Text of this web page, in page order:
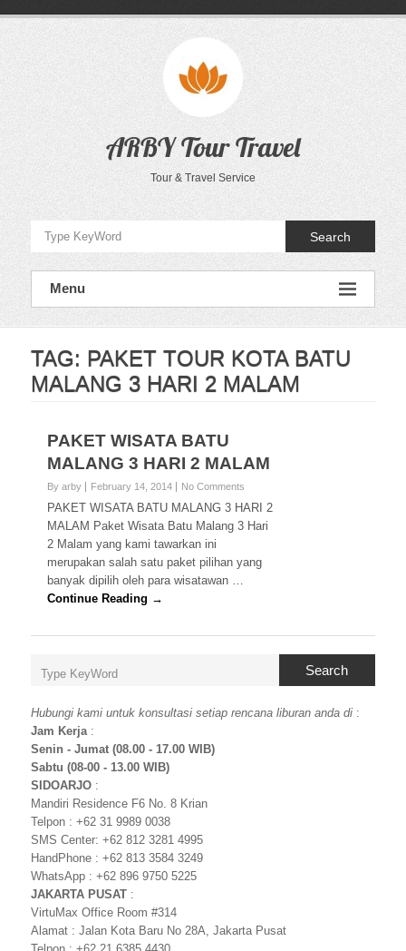
ARBY Tour Travel
Tour & Travel Service
Search
Menu
TAG: PAKET TOUR KOTA BATU
MALANG 3 HARI 2 MALAM
PAKET WISATA BATU
MALANG 3 HARI 2 MALAM
By arby February 14, 2014 No Comments
PAKET WISATA BATU MALANG 3 HARI 2
MALAM Paket Wisata Batu Malang 3 Hari
2 Malam yang kami tawarkan ini
merupakan salah satu paket pilihan yang
banyak dipilih oleh para wisatawan …
Continue Reading →
Search
Hubungi kami untuk konsultasi setiap rencana liburan anda di :
Jam Kerja:
Senin - Jumat (08.00 - 17.00 WIB)
Sabtu (08-00 - 13.00 WIB)
SIDOARJO :
Mandiri Residence F6 No. 8 Krian
Telpon : +62 31 9989 0038
SMS Center: +62 812 3281 4995
HandPhone : +62 813 3584 3249
WhatsApp : +62 896 9750 5225
JAKARTA PUSAT :
VirtuMax Office Room #314
Alamat : Jalan Kota Baru No 28A, Jakarta Pusat